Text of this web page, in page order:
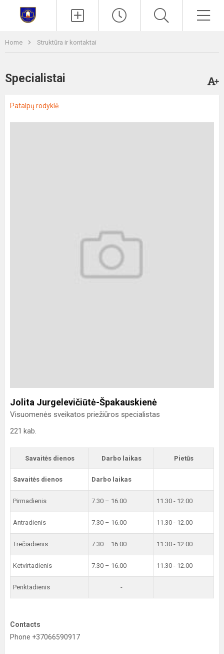
Home Struktūra ir kontaktai
Specialistai
Patalpų rodyklė
Jolita Jurgelevičiūtė-Špakauskienė
Visuomenės sveikatos priežiūros specialistas
221 kab.
Savaitės dienos Darbo laikas Pietūs
Savaitės dienos Darbo laikas
Pirmadienis 7.30 – 16.00 11.30 - 12.00
Antradienis 7.30 – 16.00 11.30 - 12.00
Trečiadienis 7.30 – 16.00 11.30 - 12.00
Ketvirtadienis 7.30 – 16.00 11.30 - 12.00
Penktadienis -
Contacts
Phone +37066590917